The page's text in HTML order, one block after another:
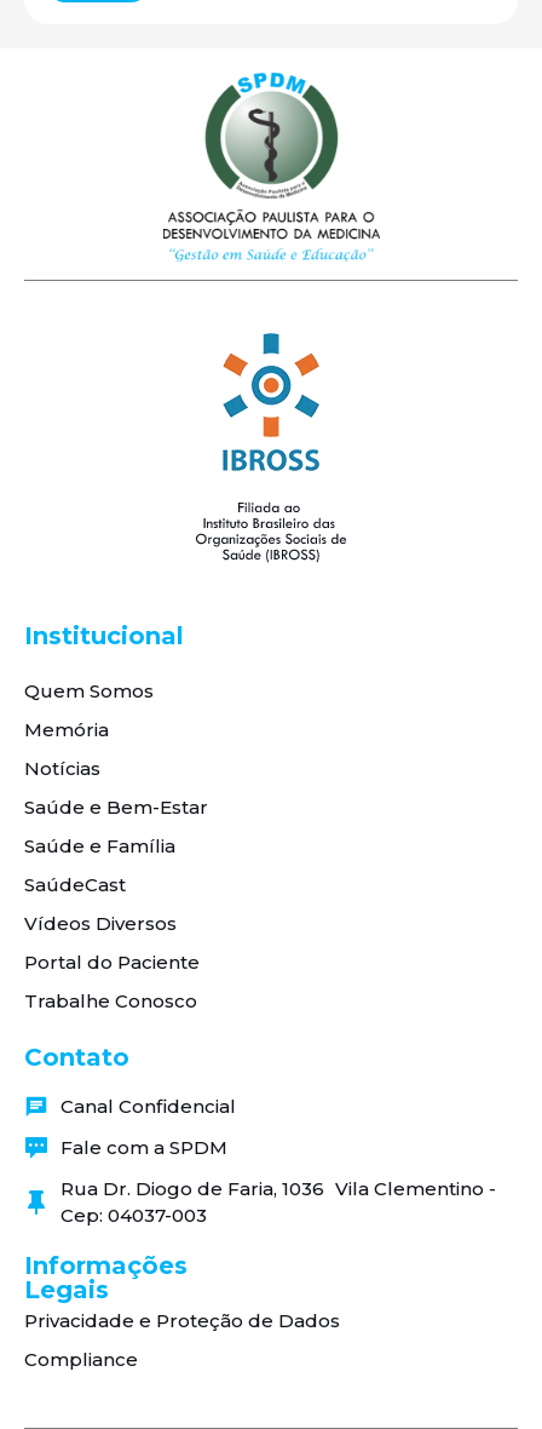
Institucional
Quem Somos
Memória
Notícias
Saúde e Bem-Estar
Saúde e Família
SaúdeCast
Vídeos Diversos
Portal do Paciente
Trabalhe Conosco
Contato
Canal Confidencial
Fale com a SPDM
Rua Dr. Diogo de Faria, 1036 Vila Clementino -
Cep: 04037-003
Informações
Legais
Privacidade e Proteção de Dados
Compliance